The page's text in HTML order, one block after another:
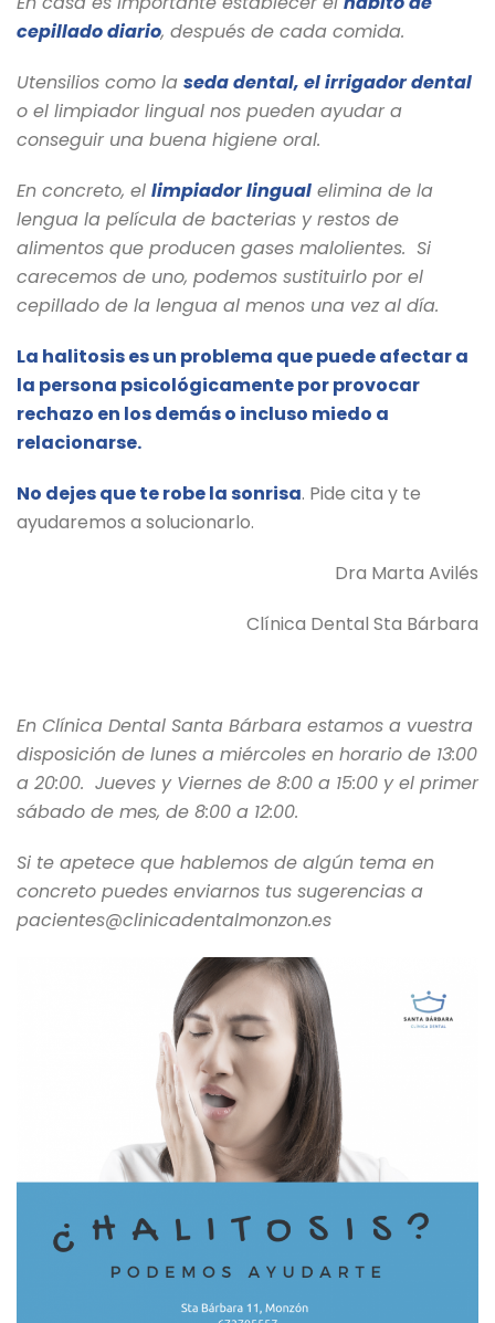
cepillado diario, después de cada comida.
Utensilios como la seda dental, el irrigador dental
o el limpiador lingual nos pueden ayudar a
conseguir una buena higiene oral.
En concreto, el limpiador lingual elimina de la
lengua la película de bacterias y restos de
alimentos que producen gases malolientes. Si
carecemos de uno, podemos sustituirlo por el
cepillado de la lengua al menos una vez al día.
La halitosis es un problema que puede afectar a
la persona psicológicamente por provocar
rechazo en los demás o incluso miedo a
relacionarse.
No dejes que te robe la sonrisa. Pide cita y te
ayudaremos a solucionarlo.
Dra Marta Avilés
Clínica Dental Sta Bárbara
En Clínica Dental Santa Bárbara estamos a vuestra
disposición de lunes a miércoles en horario de 13:00
a 20:00. Jueves y Viernes de 8:00 a 15:00 y el primer
sábado de mes, de 8:00 a 12:00.
Si te apetece que hablemos de algún tema en
concreto puedes enviarnos tus sugerencias a
pacientes@clinicadentalmonzon.es